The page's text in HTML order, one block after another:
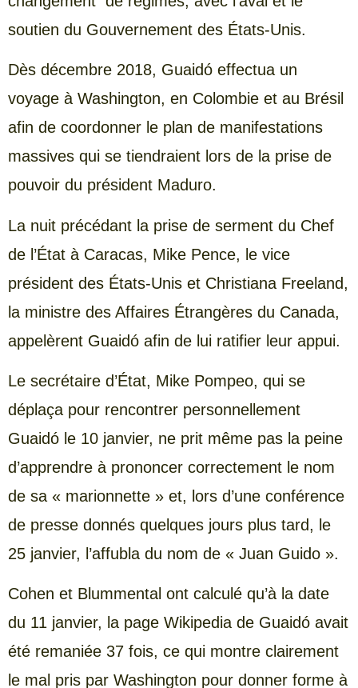
soutien du Gouvernement des États-Unis.
Dès décembre 2018, Guaidó effectua un
voyage à Washington, en Colombie et au Brésil
afin de coordonner le plan de manifestations
massives qui se tiendraient lors de la prise de
pouvoir du président Maduro.
La nuit précédant la prise de serment du Chef
de l’État à Caracas, Mike Pence, le vice
président des États-Unis et Christiana Freeland,
la ministre des Affaires Étrangères du Canada,
appelèrent Guaidó afin de lui ratifier leur appui.
Le secrétaire d’État, Mike Pompeo, qui se
déplaça pour rencontrer personnellement
Guaidó le 10 janvier, ne prit même pas la peine
d’apprendre à prononcer correctement le nom
de sa « marionnette » et, lors d’une conférence
de presse donnés quelques jours plus tard, le
25 janvier, l’affubla du nom de « Juan Guido ».
Cohen et Blummental ont calculé qu’à la date
du 11 janvier, la page Wikipedia de Guaidó avait
été remaniée 37 fois, ce qui montre clairement
le mal pris par Washington pour donner forme à